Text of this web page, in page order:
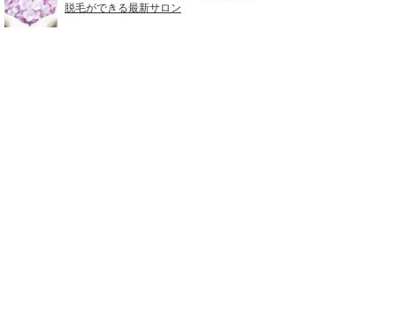
脱毛ができる最新サロン